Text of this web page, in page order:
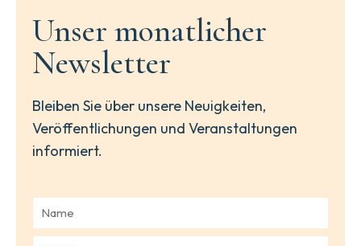
Unser monatlicher
Newsletter
Bleiben Sie über unsere Neuigkeiten,
Veröffentlichungen und Veranstaltungen
informiert.
m